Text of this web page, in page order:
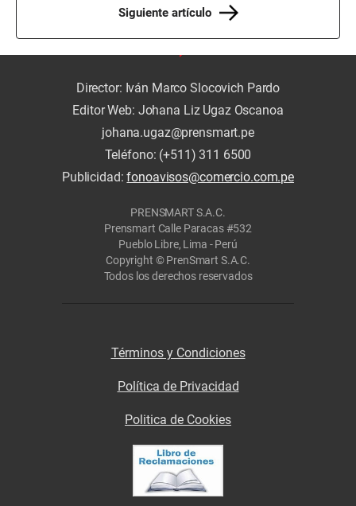
Siguiente artículo
Director: Iván Marco Slocovich Pardo
Editor Web: Johana Liz Ugaz Oscanoa
johana.ugaz@prensmart.pe
Teléfono: (+511) 311 6500
Publicidad:fonoavisos@comercio.com.pe
PRENSMART S.A.C.
Prensmart Calle Paracas #532
Pueblo Libre, Lima - Perú
Copyright © PrenSmart S.A.C.
Todos los derechos reservados
Términos y Condiciones
Política de Privacidad
Politica de Cookies